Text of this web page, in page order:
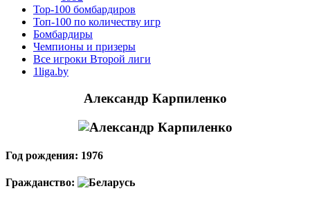
Top-100 бомбардиров
Топ-100 по количеству игр
Бомбардиры
Чемпионы и призеры
Все игроки Второй лиги
1liga.by
Александр Карпиленко
Год рождения: 1976
Гражданство: